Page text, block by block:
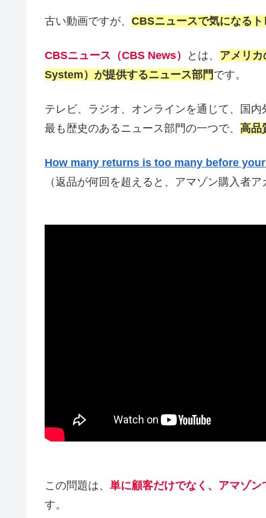
古い動画ですが、 CBSニュースで気になるト
CBSニュース（CBS News） とは、 アメリ
System）が提供するニュース部門 です。
テレビ、ラジオ、オンラインを通じて、国
最も歴史のあるニュース部門の一つで、 高品
How many returns is too many before
（返品が何回を超えると、アマゾン購入者
この問題は、 単に顧客だけでなく、アマゾ
す。